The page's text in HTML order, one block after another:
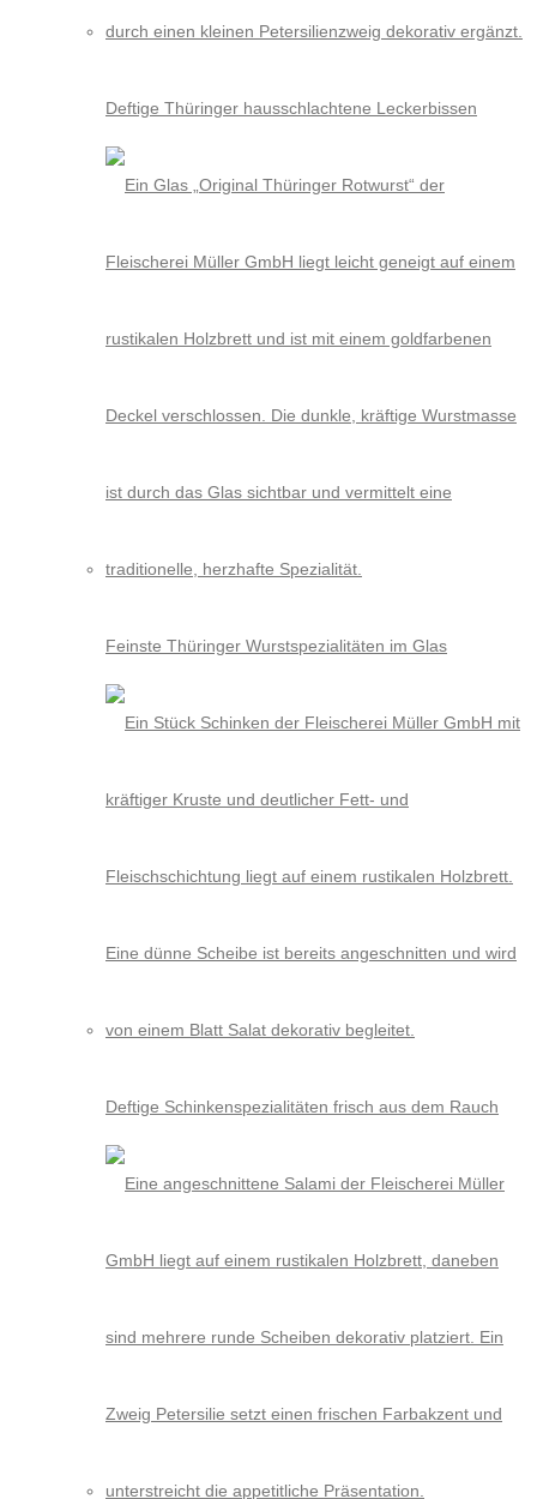
Deftige Thüringer hausschlachtene Leckerbissen
Feinste Thüringer Wurstspezialitäten im Glas
Deftige Schinkenspezialitäten frisch aus dem Rauch